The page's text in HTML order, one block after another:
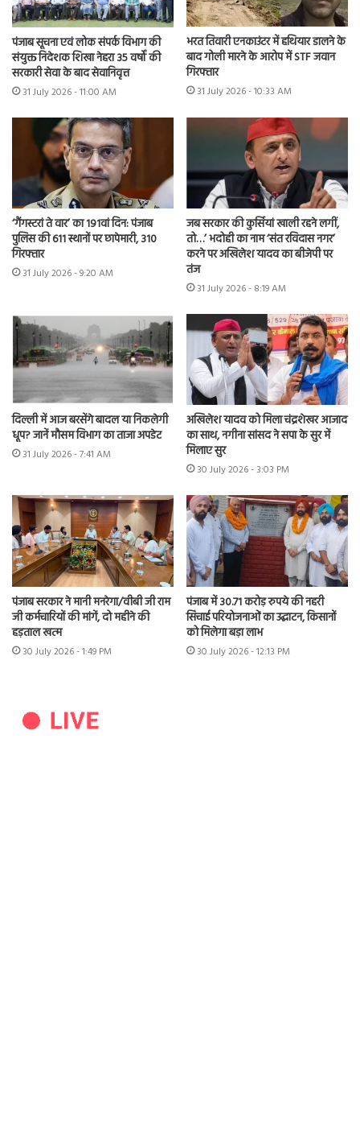
पंजाब सूचना एवं लोक संपर्क विभाग की
संयुक्त निदेशक शिखा नेहरा 35 वर्षों की
सरकारी सेवा के बाद सेवानिवृत्त
31 July 2026 - 11:00 AM
भरत तिवारी एनकाउंटर में हथियार डालने के
बाद गोली मारने के आरोप में STF जवान
गिरफ्तार
31 July 2026 - 10:33 AM
‘गैंगस्टरां ते वार’ का 191वां दिन: पंजाब
पुलिस की 611 स्थानों पर छापेमारी, 310
गिरफ्तार
31 July 2026 - 9:20 AM
जब सरकार की कुर्सियां खाली रहने लगीं,
तो…’ भदोही का नाम ‘संत रविदास नगर’
करने पर अखिलेश यादव का बीजेपी पर
तंज
31 July 2026 - 8:19 AM
दिल्ली में आज बरसेंगे बादल या निकलेगी
धूप? जानें मौसम विभाग का ताजा अपडेट
31 July 2026 - 7:41 AM
अखिलेश यादव को मिला चंद्रशेखर आजाद
का साथ, नगीना सांसद ने सपा के सुर में
मिलाए सुर
30 July 2026 - 3:03 PM
पंजाब सरकार ने मानी मनरेगा/वीबी जी राम
जी कर्मचारियों की मांगें, दो महीने की
हड़ताल खत्म
30 July 2026 - 1:49 PM
पंजाब में 30.71 करोड़ रुपये की नहरी
सिंचाई परियोजनाओं का उद्घाटन, किसानों
को मिलेगा बड़ा लाभ
30 July 2026 - 12:13 PM